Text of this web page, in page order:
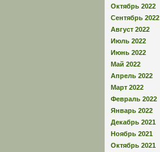
Октябрь 2022
Сентябрь 2022
Август 2022
Июль 2022
Июнь 2022
Май 2022
Апрель 2022
Март 2022
Февраль 2022
Январь 2022
Декабрь 2021
Ноябрь 2021
Октябрь 2021